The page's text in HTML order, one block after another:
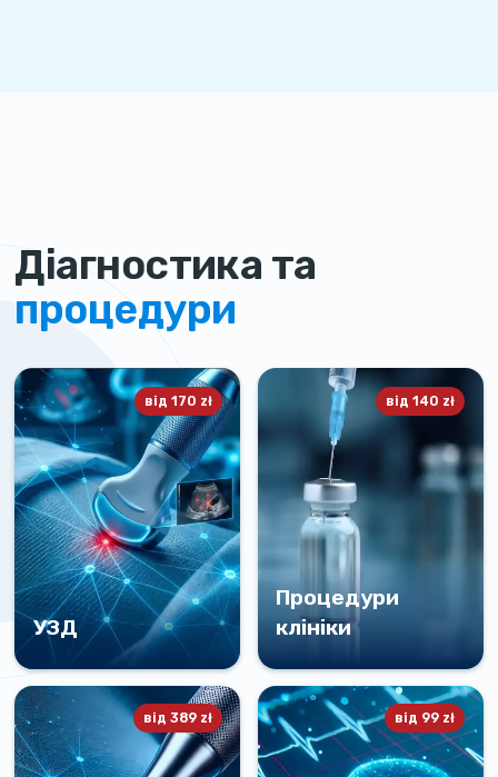
Діагностика та
процедури
від 170 zł
УЗД
метод діагностики різних
захворювань і станів
органів
Деталі
від 140 zł
Процедури
клініки
визначенні діагнозу,
профілактиці та лікуванні
захворювань дорослих і
дітей
від 389 zł від 99 zł